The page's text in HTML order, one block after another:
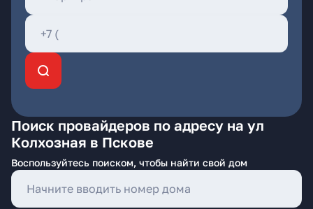
Поиск провайдеров по адресу на ул
Колхозная в Пскове
Воспользуйтесь поиском, чтобы найти свой дом